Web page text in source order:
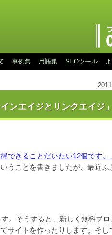
事例集 用語集 SEOツール
ンエイジとリンクエイジ」
できることだいたい12個です。
うことを書きましたが、最近ふ
。そうすると、新しく無料ブロ
サイトを作ったりします。そし